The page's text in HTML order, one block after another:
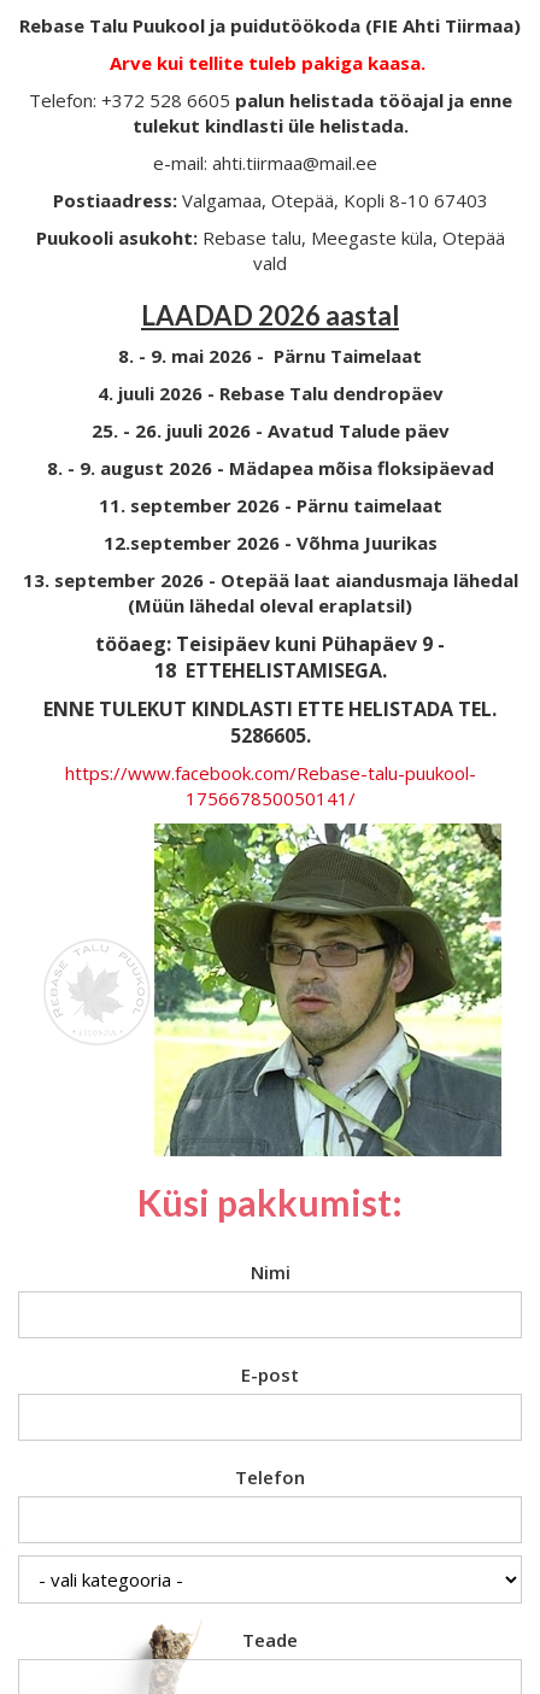
Rebase Talu Puukool ja puidutöökoda (FIE Ahti Tiirmaa)
Arve kui tellite tuleb pakiga kaasa.
Telefon: +372 528 6605 palun helistada tööajal ja enne
tulekut kindlasti üle helistada.
e-mail: ahti.tiirmaa@mail.ee
Postiaadress: Valgamaa, Otepää, Kopli 8-10 67403
Puukooli asukoht: Rebase talu, Meegaste küla, Otepää
vald
LAADAD 2026 aastal
8. - 9. mai 2026 - Pärnu Taimelaat
4. juuli 2026 - Rebase Talu dendropäev
25. - 26. juuli 2026 - Avatud Talude päev
8. - 9. august 2026 - Mädapea mõisa floksipäevad
11. september 2026 - Pärnu taimelaat
12.september 2026 - Võhma Juurikas
13. september 2026 - Otepää laat aiandusmaja lähedal
(Müün lähedal oleval eraplatsil)
tööaeg: Teisipäev kuni Pühapäev 9 -
18 ETTEHELISTAMISEGA.
ENNE TULEKUT KINDLASTI ETTE HELISTADA TEL.
5286605.
https://www.facebook.com/Rebase-talu-puukool-
175667850050141/
Küsi pakkumist:
Nimi
E-post
Telefon
Teade